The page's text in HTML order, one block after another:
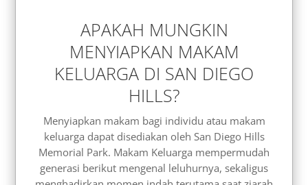
APAKAH MUNGKIN
MENYIAPKAN MAKAM
KELUARGA DI SAN DIEGO
HILLS?
Menyiapkan makam bagi individu atau makam
keluarga dapat disediakan oleh San Diego Hills
Memorial Park. Makam Keluarga mempermudah
generasi berikut mengenal leluhurnya, sekaligus